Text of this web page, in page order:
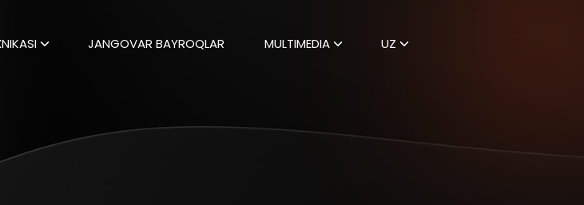
JANGOVAR BAYROQLAR MULTIMEDIA UZ